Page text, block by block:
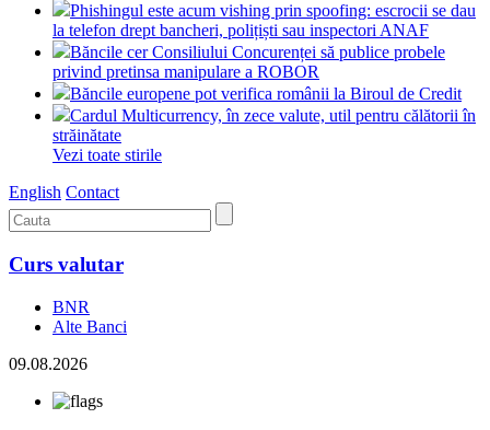
Phishingul este acum vishing prin spoofing: escrocii se dau
la telefon drept bancheri, polițiști sau inspectori ANAF
Băncile cer Consiliului Concurenței să publice probele
privind pretinsa manipulare a ROBOR
Băncile europene pot verifica românii la Biroul de Credit
Cardul Multicurrency, în zece valute, util pentru călătorii în
străinătate
Vezi toate stirile
English Contact
Curs valutar
BNR
Alte Banci
09.08.2026